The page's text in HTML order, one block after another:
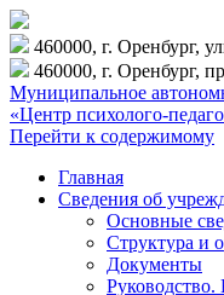
460000, г. Оренбург,
460000, г. Оренбург,
Муниципальное
«Центр психолого-
Перейти к содержимому
Главная
Сведения об
Основные
Структура и
Документы
Руководство.